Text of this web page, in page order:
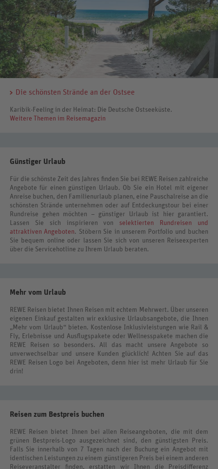
Die schönsten Strände an der Ostsee
Karibik-Feeling in der Heimat: Die Deutsche Ostseeküste.
Weitere Themen im Reisemagazin
Günstiger Urlaub
Für die schönste Zeit des Jahres finden Sie bei REWE Reisen zahlreiche
Angebote für einen günstigen Urlaub. Ob Sie ein Hotel mit eigener
Anreise buchen, den Familienurlaub planen, eine Pauschalreise an die
schönsten Strände unternehmen oder auf Entdeckungstour bei einer
Rundreise gehen möchten – günstiger Urlaub ist hier garantiert.
Lassen Sie sich inspirieren von selektierten Rundreisen und
attraktiven Angeboten. Stöbern Sie in unserem Portfolio und buchen
Sie bequem online oder lassen Sie sich von unseren Reiseexperten
über die Servicehotline zu Ihrem Urlaub beraten.
Mehr vom Urlaub
REWE Reisen bietet Ihnen Reisen mit echtem Mehrwert. Über unseren
eigenen Einkauf gestalten wir exklusive Urlaubsangebote, die Ihnen
„Mehr vom Urlaub“ bieten. Kostenlose Inklusivleistungen wie Rail &
Fly, Erlebnisse und Ausflugspakete oder Wellnesspakete machen die
REWE Reisen so besonders. All das macht unsere Angebote so
unverwechselbar und unsere Kunden glücklich! Achten Sie auf das
REWE Reisen Logo bei Angeboten, denn hier ist mehr Urlaub für Sie
drin!
Reisen zum Bestpreis buchen
REWE Reisen bietet Ihnen bei allen Reiseangeboten, die mit dem
grünen Bestpreis-Logo ausgezeichnet sind, den günstigsten Preis.
Falls Sie innerhalb von 7 Tagen nach der Buchung ein Angebot mit
identischen Leistungen zu einem günstigeren Preis bei einem anderen
Reiseveranstalter finden, erstatten wir Ihnen die Preisdifferenz